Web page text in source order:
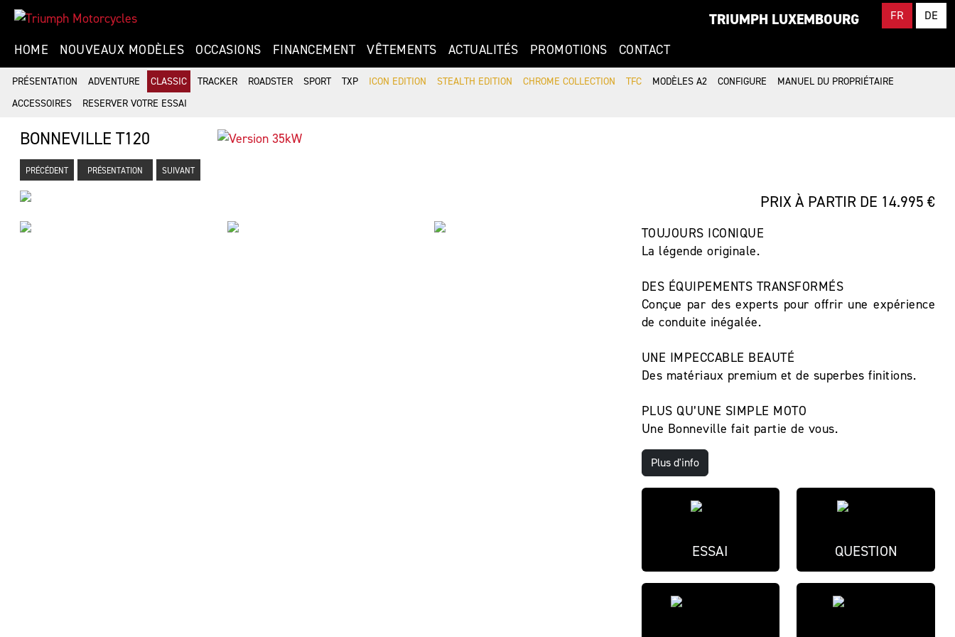
TRIUMPH LUXEMBOURG FR DE
HOME NOUVEAUX MODÈLES OCCASIONS FINANCEMENT VÊTEMENTS ACTUALITÉS PROMOTIONS CONTACT
PRÉSENTATION ADVENTURE CLASSIC TRACKER ROADSTER SPORT TXP ICON EDITION STEALTH EDITION CHROME COLLECTION TFC MODÈLES A2 CONFIGURE
MANUEL DU PROPRIÉTAIRE
ACCESSOIRES
RESERVER VOTRE ESSAI
BONNEVILLE T120
PRÉCÉDENT PRÉSENTATION SUIVANT
PRIX À PARTIR DE 14.995 €
TOUJOURS ICONIQUE
La légende originale.
DES ÉQUIPEMENTS TRANSFORMÉS
Conçue par des experts pour offrir une expérience
de conduite inégalée.
UNE IMPECCABLE BEAUTÉ
Des matériaux premium et de superbes finitions.
PLUS QU’UNE SIMPLE MOTO
Une Bonneville fait partie de vous.
Plus d'info
ESSAI QUESTION